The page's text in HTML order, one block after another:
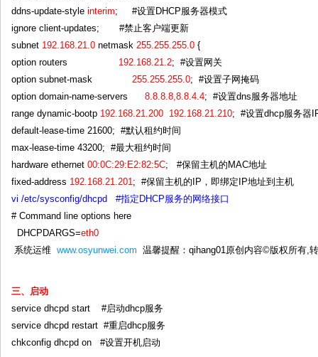
ddns-update-style interim; #设置DHCP服务器模式
ignore client-updates; #禁止客户端更新
subnet 192.168.21.0 netmask 255.255.255.0 {
option routers 192.168.21.2; #设置网关
option subnet-mask 255.255.255.0; #设置子网掩码
option domain-name-servers 8.8.8.8,8.8.4.4; #设置dns服务器地址
range dynamic-bootp 192.168.21.200 192.168.21.210; #设置dhcp服务器
default-lease-time 21600; #默认租约时间
max-lease-time 43200; #最大租约时间
hardware ethernet 00:0C:29:E2:82:5C; #保留主机的MAC地址
fixed-address 192.168.21.201; #保留主机的IP，即绑定IP地址到主机
vi /etc/sysconfig/dhcpd #指定DHCP服务的网络接口
# Command line options here
DHCPDARGS=eth0
系统运维 www.osyunwei.com 温馨提醒：qihang01原创内容©版权所有,
三、启动
service dhcpd start #启动dhcp服务
service dhcpd restart #重启dhcp服务
chkconfig dhcpd on #设置开机启动